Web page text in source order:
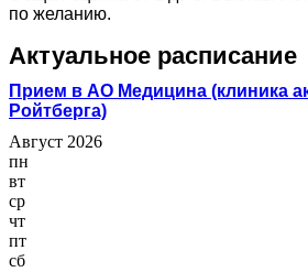
по желанию.
Актуальное расписание
Прием в АО Медицина (клиника
Ройтберга)
Август 2026
пн
вт
ср
чт
пт
сб